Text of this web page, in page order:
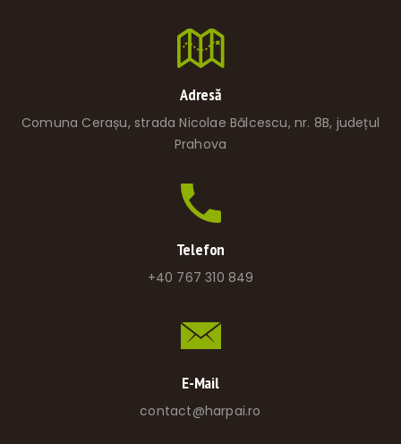
Adresă
Comuna Cerașu, strada Nicolae Bălcescu, nr. 8B, județul
Prahova
Telefon
+40 767 310 849
E-Mail
contact@harpai.ro